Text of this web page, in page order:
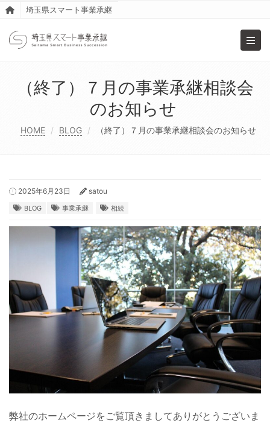
埼玉県スマート事業承継
（終了）７月の事業承継相談会
のお知らせ
HOME BLOG （終了）７月の事業承継相談会のお知らせ
2025年6月23日 satou
BLOG 事業承継 相続
弊社のホームページをご覧頂きましてありがとうございま